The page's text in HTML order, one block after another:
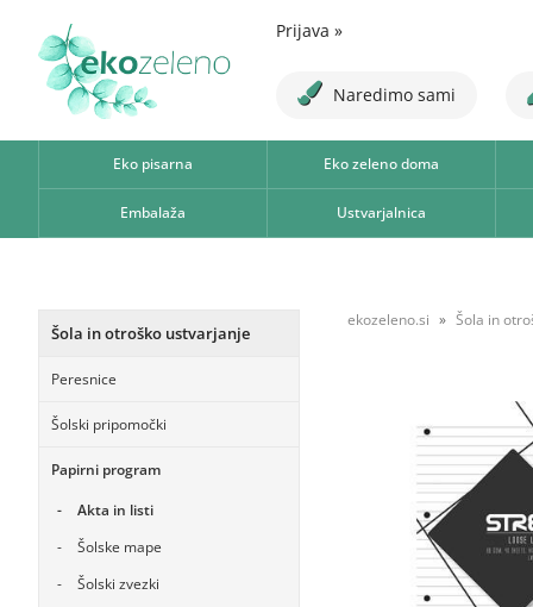
Prijava »
Naredimo sami
Eko pisarna Eko zeleno doma
Embalaža Ustvarjalnica
Šola in otroško ustvarjanje
Peresnice
Šolski pripomočki
Papirni program
Akta in listi
Šolske mape
Šolski zvezki
ekozeleno.si Šola in